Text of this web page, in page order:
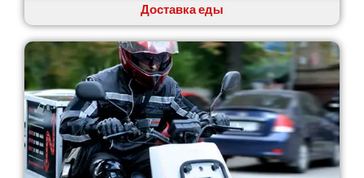
Никополь
Новоалександровка
Новомосковск
Новоселки
Нововолынск
Обухов
Обуховка
Одесса
Острог
Доставка еды